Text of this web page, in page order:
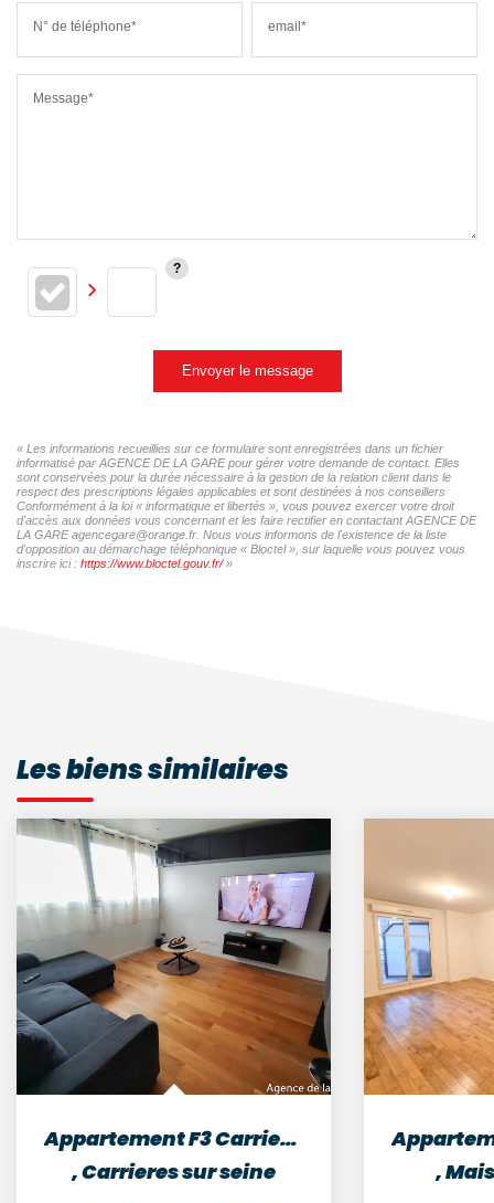
N° de téléphone* email*
Message*
Envoyer le message
« Les informations recueillies sur ce formulaire sont enregistrées dans un fichier
informatisé par AGENCE DE LA GARE pour gérer votre demande de contact. Elles
sont conservées pour la durée nécessaire à la gestion de la relation client dans le
respect des prescriptions légales applicables et sont destinées à nos conseillers
Conformément à la loi « informatique et libertés », vous pouvez exercer votre droit
d'accès aux données vous concernant et les faire rectifier en contactant AGENCE DE
LA GARE agencegare@orange.fr. Nous vous informons de l'existence de la liste
d'opposition au démarchage téléphonique « Bloctel », sur laquelle vous pouvez vous
inscrire ici : https://www.bloctel.gouv.fr/»
Les biens similaires
Appartement F3 Carrieres/Seine 12 minutes Gare
,Carrieres sur seine ,